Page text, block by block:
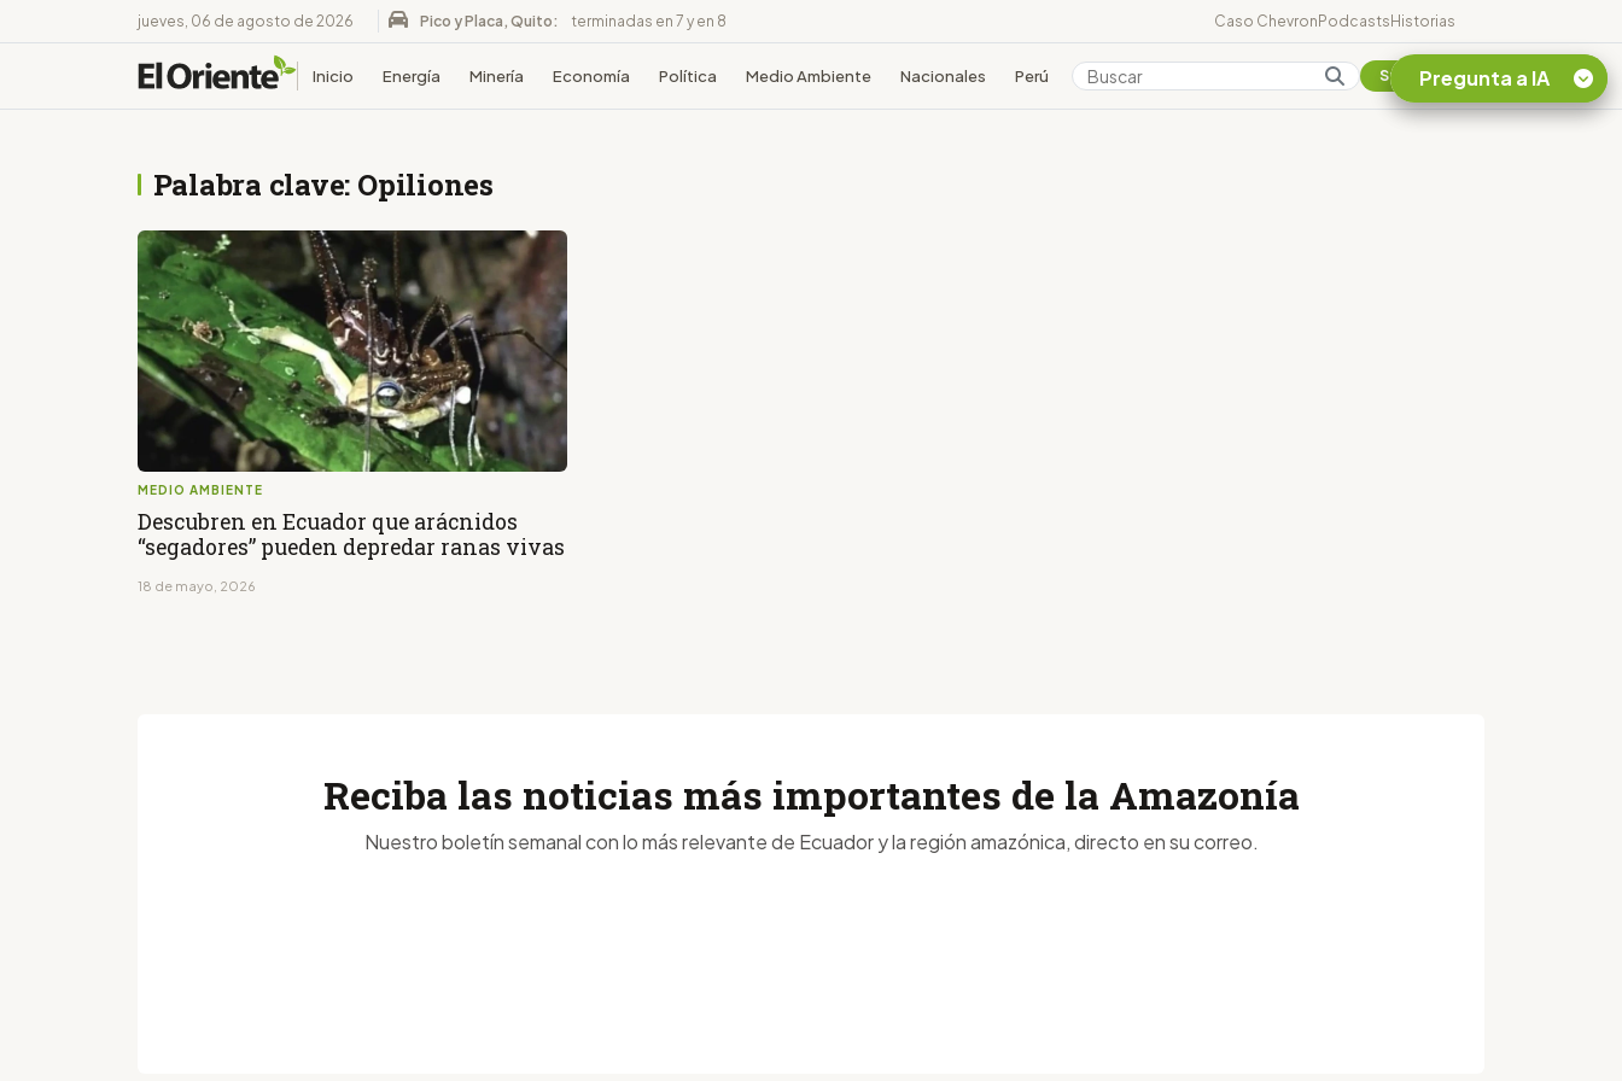
jueves, 06 de agosto de 2026 Pico y Placa, Quito: terminadas en 7 y en 8 Caso ChevronPodcastsHistorias
Inicio Energía Minería Economía Política Medio Ambiente Nacionales Perú Colombia Suscribirse
Palabra clave: Opiliones
MEDIO AMBIENTE
Descubren en Ecuador que arácnidos
“segadores” pueden depredar ranas vivas
18 de mayo, 2026
Pregunta a IA
Reciba las noticias más importantes de la Amazonía
Nuestro boletín semanal con lo más relevante de Ecuador y la región amazónica, directo en su correo.